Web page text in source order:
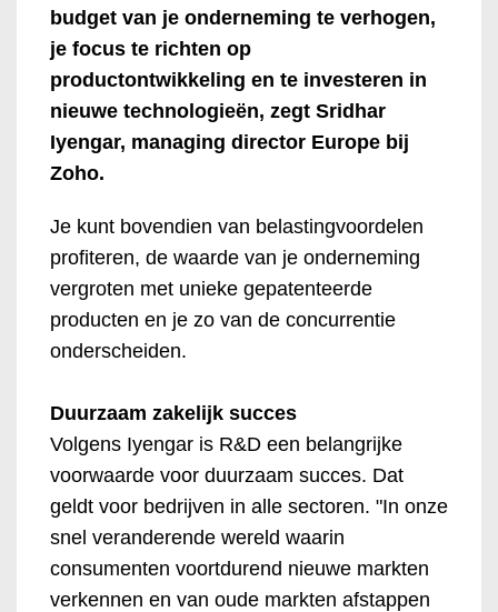
budget van je onderneming te verhogen,
je focus te richten op
productontwikkeling en te investeren in
nieuwe technologieën, zegt Sridhar
Iyengar, managing director Europe bij
Zoho.
Je kunt bovendien van belastingvoordelen
profiteren, de waarde van je onderneming
vergroten met unieke gepatenteerde
producten en je zo van de concurrentie
onderscheiden.
Duurzaam zakelijk succes
Volgens Iyengar is R&D een belangrijke
voorwaarde voor duurzaam succes. Dat
geldt voor bedrijven in alle sectoren. "In onze
snel veranderende wereld waarin
consumenten voortdurend nieuwe markten
verkennen en van oude markten afstappen